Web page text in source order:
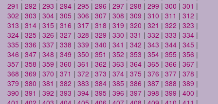
291 | 292 | 293 | 294 | 295 | 296 | 297 | 298 | 299 | 300 | 301 |
302 | 303 | 304 | 305 | 306 | 307 | 308 | 309 | 310 | 311 | 312 |
313 | 314 | 315 | 316 | 317 | 318 | 319 | 320 | 321 | 322 | 323 |
324 | 325 | 326 | 327 | 328 | 329 | 330 | 331 | 332 | 333 | 334 |
335 | 336 | 337 | 338 | 339 | 340 | 341 | 342 | 343 | 344 | 345 |
346 | 347 | 348 | 349 | 350 | 351 | 352 | 353 | 354 | 355 | 356 |
357 | 358 | 359 | 360 | 361 | 362 | 363 | 364 | 365 | 366 | 367 |
368 | 369 | 370 | 371 | 372 | 373 | 374 | 375 | 376 | 377 | 378 |
379 | 380 | 381 | 382 | 383 | 384 | 385 | 386 | 387 | 388 | 389 |
390 | 391 | 392 | 393 | 394 | 395 | 396 | 397 | 398 | 399 | 400 |